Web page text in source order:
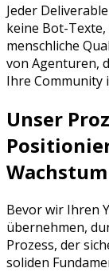
Jeder
keine Bot-
menschliche
von Agenturen,
Ihre Community
Unser
Wachstum
Bevor wir Ihren
übernehmen,
Prozess, der
soliden